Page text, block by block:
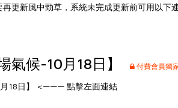
更新風中勁草，系統未完成更新前可用以下
氣候-10月18日】 付費會員獨
18日】 <——— 點擊左面連結